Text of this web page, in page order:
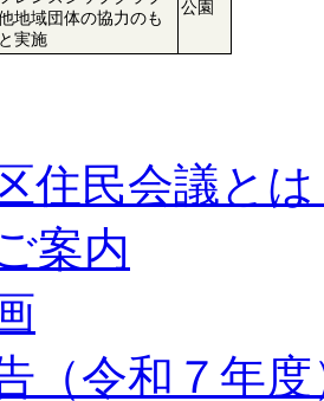
地域団体の協力のも
と実施
公園
住民会議と
案内
（令和７年度